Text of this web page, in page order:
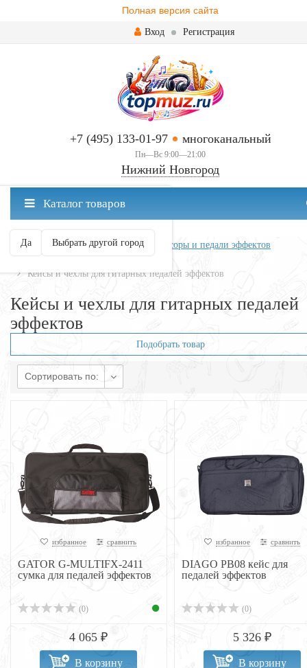
Полная версия сайта
Вход Регистрация
+7 (495) 133-01-97 многоканальный
Пн—Вс 9:00—21:00
Нижний Новгород
Нижний Новгород ваш город?
Да Выбрать другой город
Каталог товаров
Главная Всё для гитары
Процессоры и педали эффектов
Кейсы и чехлы для гитарных педалей эффектов
Кейсы и чехлы для гитарных педалей
эффектов
Подобрать товар
Сортировать по:
избранное сравнить
GATOR G-MULTIFX-2411
сумка для педалей эффектов
(0)
4 065 ₽
В корзину
избранное сравнить
DIAGO PB08 кейс для
педалей эффектов
(0)
5 326 ₽
В корзину